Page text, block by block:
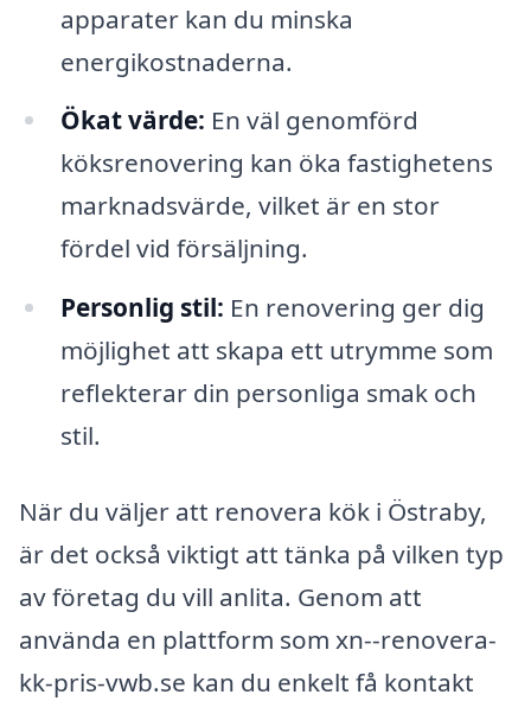
apparater kan du minska
energikostnaderna.
Ökat värde: En väl genomförd
köksrenovering kan öka fastighetens
marknadsvärde, vilket är en stor
fördel vid försäljning.
Personlig stil: En renovering ger dig
möjlighet att skapa ett utrymme som
reflekterar din personliga smak och
stil.
När du väljer att renovera kök i Östraby,
är det också viktigt att tänka på vilken typ
av företag du vill anlita. Genom att
använda en plattform som xn--renovera-
kk-pris-vwb.se kan du enkelt få kontakt